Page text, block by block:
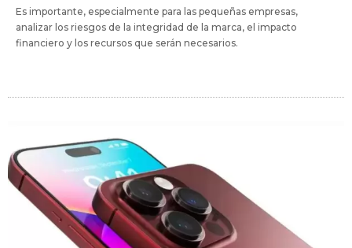
Es importante, especialmente para las pequeñas empresas,
analizar los riesgos de la integridad de la marca, el impacto
financiero y los recursos que serán necesarios.